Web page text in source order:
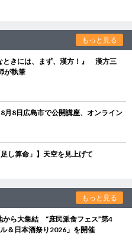
もっと見る
ときには、まず、漢方！』 漢方三
が執筆
8日広島市で公開講座、オンライン
し算命」】天空を見上げて
もっと見る
から大集結 “庶民派食フェス”第4
＆日本酒祭り2026」を開催